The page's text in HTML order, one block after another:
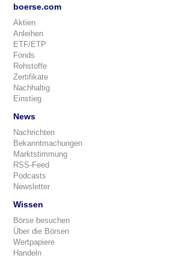
boerse.com
Aktien
Anleihen
ETF/ETP
Fonds
Rohstoffe
Zertifikate
Nachhaltig
Einstieg
News
Nachrichten
Bekanntmachungen
Marktstimmung
RSS-Feed
Podcasts
Newsletter
Wissen
Börse besuchen
Über die Börsen
Wertpapiere
Handeln